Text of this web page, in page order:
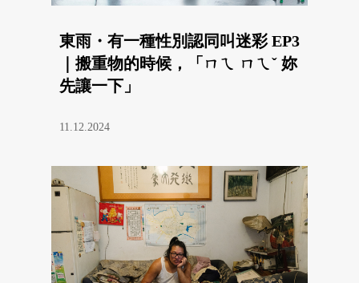
東雨・有一種性別認同叫迷彩 EP3
｜搬重物的時候，「ㄇㄟ ㄇㄟˇ 妳
先讓一下」
11.12.2024